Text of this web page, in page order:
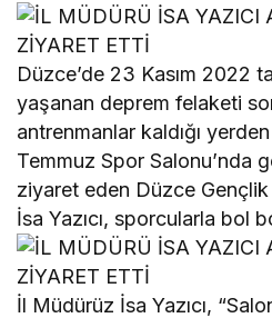
Düzce’de 23 Kasım 2022
yaşanan deprem felaketi
antrenmanlar kaldığı
Temmuz Spor Salonu’nda
ziyaret eden Düzce
İsa Yazıcı, sporcularla bol
İl Müdürüz İsa Yazıcı,